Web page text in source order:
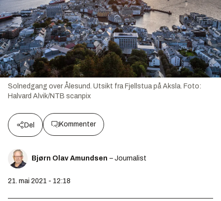
Solnedgang over Ålesund. Utsikt fra Fjellstua på Aksla. Foto:
Halvard Alvik/NTB scanpix
Del Kommenter
Bjørn Olav Amundsen – Journalist
21. mai 2021 - 12:18